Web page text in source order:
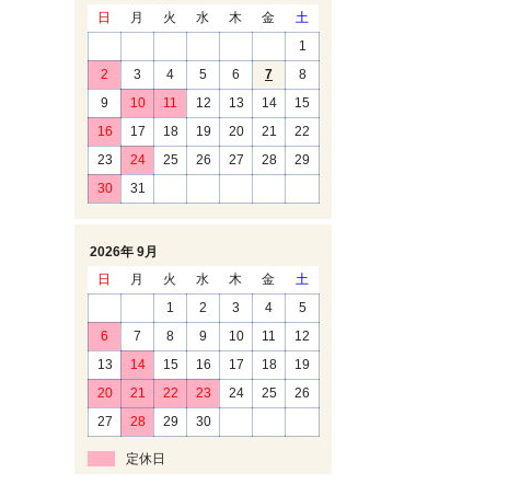
日
月 火 水 木 金
土
1
2
3 4 5 6 7
8
9
10 11 12 13 14
15
16
17 18 19 20 21
22
23
24 25 26 27 28
29
30
31
2026年 9月
日
月 火 水 木 金
土
1
2 3 4
5
6
7 8 9 10 11
12
13
14 15 16 17 18
19
20
21 22 23 24 25
26
27
28 29 30
定休日